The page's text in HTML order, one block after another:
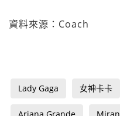
資料來源：Coach
Lady Gaga 女神卡卡